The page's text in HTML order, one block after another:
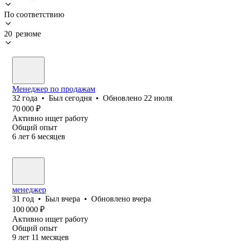
По соответствию
20 резюме
Менеджер по продажам
32 года • Был сегодня • Обновлено 22 июля
70 000 ₽
Активно ищет работу
Общий опыт
6 лет 6 месяцев
менеджер
31 год • Был вчера • Обновлено вчера
100 000 ₽
Активно ищет работу
Общий опыт
9 лет 11 месяцев